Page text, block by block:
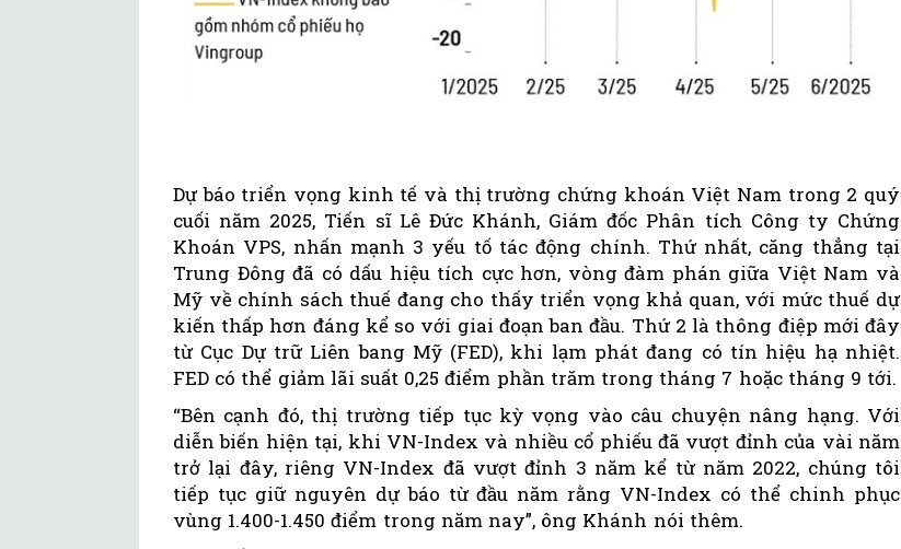
Dự báo triển vọng kinh tế và thị trường chứng khoán Việt Nam trong 2 quý
cuối năm 2025, Tiến sĩ Lê Đức Khánh, Giám đốc Phân tích Công ty Chứng
Khoán VPS, nhấn mạnh 3 yếu tố tác động chính. Thứ nhất, căng thẳng tại
Trung Đông đã có dấu hiệu tích cực hơn, vòng đàm phán giữa Việt Nam và
Mỹ về chính sách thuế đang cho thấy triển vọng khả quan, với mức thuế dự
kiến thấp hơn đáng kể so với giai đoạn ban đầu. Thứ 2 là thông điệp mới đây
từ Cục Dự trữ Liên bang Mỹ (FED), khi lạm phát đang có tín hiệu hạ nhiệt.
FED có thể giảm lãi suất 0,25 điểm phần trăm trong tháng 7 hoặc tháng 9 tới.
“Bên cạnh đó, thị trường tiếp tục kỳ vọng vào câu chuyện nâng hạng. Với
diễn biến hiện tại, khi VN-Index và nhiều cổ phiếu đã vượt đỉnh của vài năm
trở lại đây, riêng VN-Index đã vượt đỉnh 3 năm kể từ năm 2022, chúng tôi
tiếp tục giữ nguyên dự báo từ đầu năm rằng VN-Index có thể chinh phục
vùng 1.400-1.450 điểm trong năm nay”, ông Khánh nói thêm.